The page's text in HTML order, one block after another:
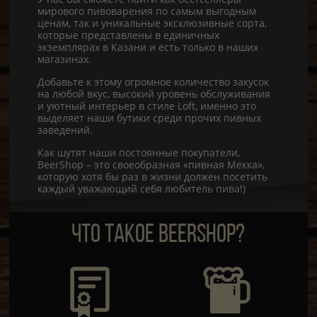
мирового пивоварения по самым выгодным
ценам, так и уникальные эксклюзивные сорта,
которые представлены в единичных
экземплярах в Казани и есть только в наших
магазинах.
Добавьте к этому огромное количество закусок
на любой вкус, высокий уровень обслуживания
и уютный интерьер в стиле Loft, именно это
выделяет наши бутики среди прочих пивных
заведений.
Как шутят наши постоянные покупатели,
BeerShop – это своеобразная «пивная Мекка»,
которую хотя бы раз в жизни должен посетить
каждый уважающий себя любитель пива!)
ЧТО ТАКОЕ BEERSHOP?